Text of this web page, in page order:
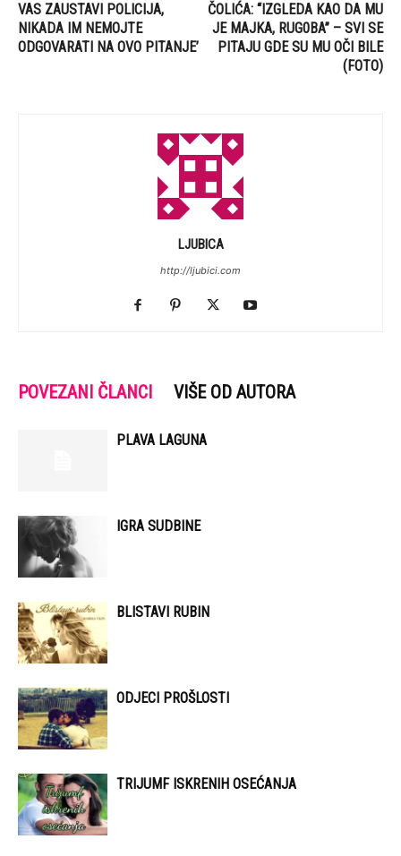
VAS ZAUSTAVI POLICIJA,
NIKADA IM NEMOJTE
ODGOVARATI NA OVO PITANJE’
ČOLIĆA: “IZGLEDA KAO DA MU
JE MAJKA, RUG0BA” – SVI SE
PITAJU GDE SU MU OČI BILE
(FOTO)
LJUBICA
http://ljubici.com
POVEZANI ČLANCI VIŠE OD AUTORA
PLAVA LAGUNA
IGRA SUDBINE
BLISTAVI RUBIN
ODJECI PROŠLOSTI
TRIJUMF ISKRENIH OSEĆANJA